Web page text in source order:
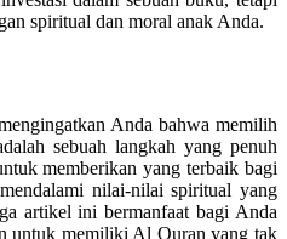
spiritual dan moral anak Anda.
Anda bahwa memilih
sebuah langkah yang penuh
memberikan yang terbaik bagi
nilai-nilai spiritual yang
artikel ini bermanfaat bagi Anda
untuk memiliki Al Quran yang tak